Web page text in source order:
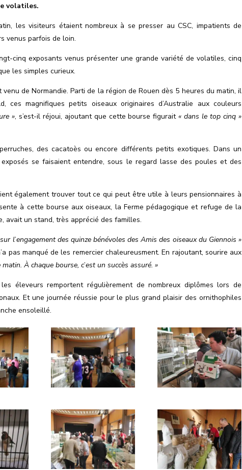
volatiles.
les visiteurs étaient nombreux à se presser au CSC, impatients de
venus parfois de loin.
cinq exposants venus présenter une grande variété de volatiles, cinq
les simples curieux.
de Normandie. Parti de la région de Rouen dès 5 heures du matin, il
ces magnifiques petits oiseaux originaires d’Australie aux couleurs
», s’est-il réjoui, ajoutant que cette bourse figurait« dans le top cinq »
des cacatoès ou encore différents petits exotiques. Dans un
se faisaient entendre, sous le regard lasse des poules et des
également trouver tout ce qui peut être utile à leurs pensionnaires à
à cette bourse aux oiseaux, la Ferme pédagogique et refuge de la
avait un stand, très apprécié des familles.
l’engagement des quinze bénévoles des Amis des oiseaux du Giennois »
pas manqué de les remercier chaleureusment. En rajoutant, sourire aux
À chaque bourse, c’est un succès assuré. »
éleveurs remportent régulièrement de nombreux diplômes lors de
Et une journée réussie pour le plus grand plaisir des ornithophiles
ensoleillé.